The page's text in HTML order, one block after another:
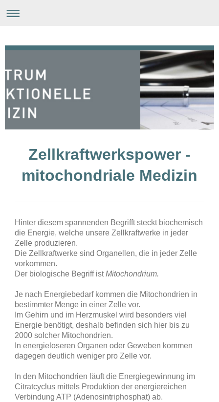
Zellkraftwerkspower -
mitochondriale Medizin
Hinter diesem spannenden Begrifft steckt biochemisch
die Energie, welche unsere Zellkraftwerke in jeder
Zelle produzieren.
Die Zellkraftwerke sind Organellen, die in jeder Zelle
vorkommen.
Der biologische Begriff istMitochondrium.
Je nach Energiebedarf kommen die Mitochondrien in
bestimmter Menge in einer Zelle vor.
Im Gehirn und im Herzmuskel wird besonders viel
Energie benötigt, deshalb befinden sich hier bis zu
2000 solcher Mitochondrien.
In energieloseren Organen oder Geweben kommen
dagegen deutlich weniger pro Zelle vor.
In den Mitochondrien läuft die Energiegewinnung im
Citratcyclus mittels Produktion der energiereichen
Verbindung ATP (Adenosintriphosphat) ab.